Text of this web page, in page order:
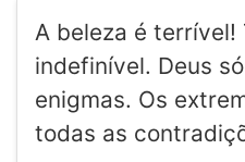
A beleza é terrível!
indefinível. Deus
enigmas. Os
todas as